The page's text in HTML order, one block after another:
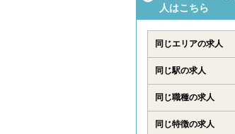
人はこちら
同じエリアの求人
同じ駅の求人
同じ職種の求人
同じ特徴の求人